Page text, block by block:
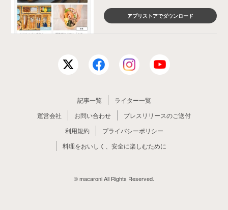
アプリストアでダウンロード
記事一覧
ライター一覧
運営会社
お問い合わせ
プレスリリースのご送付
利用規約
プライバシーポリシー
料理をおいしく、安全に楽しむために
© macaroni All Rights Reserved.